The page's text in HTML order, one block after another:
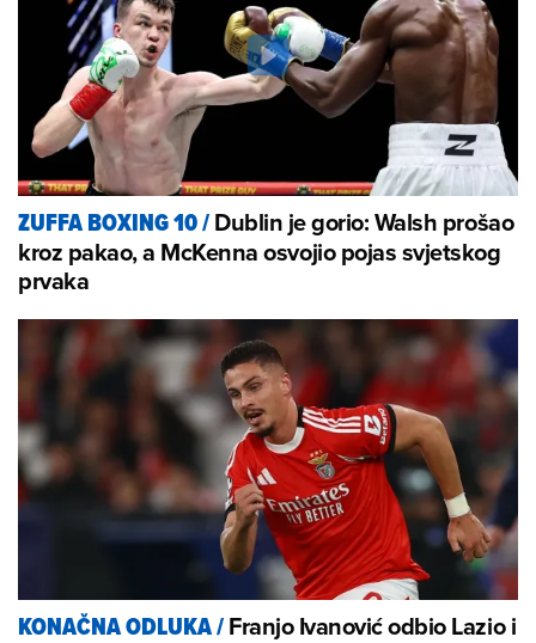
ZUFFA BOXING 10/Dublin je gorio: Walsh prošao
kroz pakao, a McKenna osvojio pojas svjetskog
prvaka
KONAČNA ODLUKA/Franjo Ivanović odbio Lazio i